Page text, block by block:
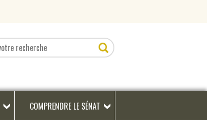
COMPRENDRE LE SÉNAT